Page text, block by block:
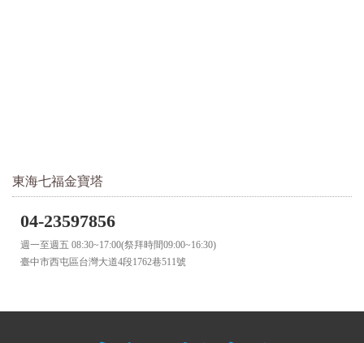
東海七福金寶塔
04-23597856
週一至週五 08:30~17:00(祭拜時間09:00~16:30)
臺中市西屯區台灣大道4段1762巷511號